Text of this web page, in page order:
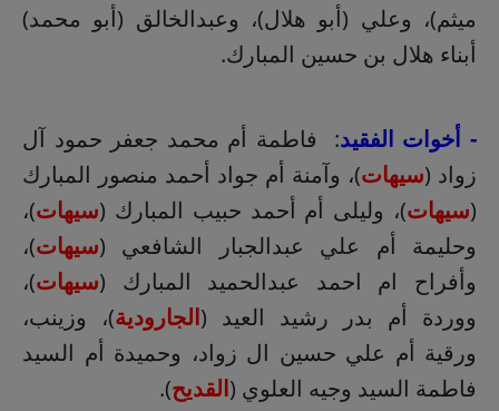
ميثم)، وعلي (أبو هلال)، وعبدالخالق (أبو محمد)
أبناء هلال بن حسين المبارك.
- أخوات الفقيد: فاطمة أم محمد جعفر حمود آل
زواد (سيهات)، وآمنة أم جواد أحمد منصور المبارك
(سيهات)، وليلى أم أحمد حبيب المبارك (سيهات)،
وحليمة أم علي عبدالجبار الشافعي (سيهات)،
وأفراح ام احمد عبدالحميد المبارك (سيهات)،
ووردة أم بدر رشيد العيد (الجارودية)، وزينب،
ورقية أم علي حسين ال زواد، وحميدة أم السيد
فاطمة السيد وجيه العلوي (القديح).